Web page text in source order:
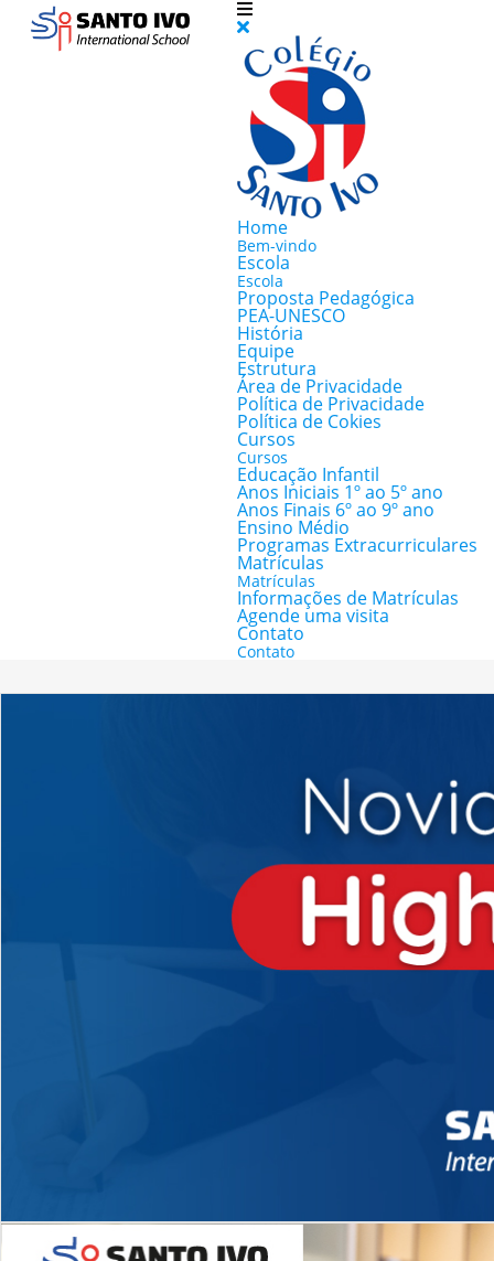
Home
Bem-vindo
Escola
Escola
Proposta Pedagógica
PEA-UNESCO
História
Equipe
Estrutura
Área de Privacidade
Política de Privacidade
Política de Cokies
Cursos
Cursos
Educação Infantil
Anos Iniciais 1º ao 5º ano
Anos Finais 6º ao 9º ano
Ensino Médio
Programas Extracurriculares
Matrículas
Matrículas
Informações de Matrículas
Agende uma visita
Contato
Contato
Novidades 2026 High School